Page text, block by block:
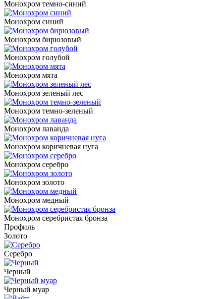
Монохром темно-синий
Монохром синий
Монохром бирюзовый
Монохром голубой
Монохром мята
Монохром зеленый лес
Монохром темно-зеленый
Монохром лаванда
Монохром коричневая нуга
Монохром серебро
Монохром золото
Монохром медный
Монохром серебристая бронза
Профиль
Золото
Серебро
Черный
Черный муар